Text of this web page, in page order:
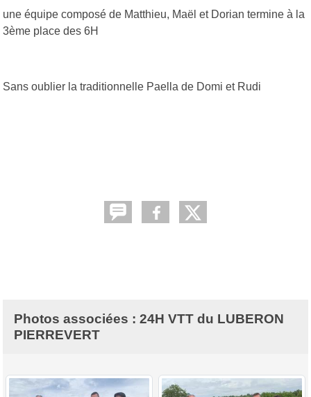
une équipe composé de Matthieu, Maël et Dorian termine à la
3ème place des 6H
Sans oublier la traditionnelle Paella de Domi et Rudi
Photos associées : 24H VTT du LUBERON
PIERREVERT